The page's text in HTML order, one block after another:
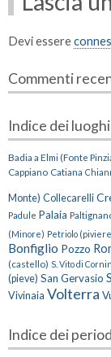
Devi essere
Commenti
Indice dei luoghi
Badia a Elmi (Fonte
Cappiano Catiana
Monte) Collecarelli
Padule Palaia
(Minore) Petriolo
Bonfiglio Pozzo
(castello) S. Vito di
(pieve) San Gervasio
Vivinaia Volterra
Indice dei